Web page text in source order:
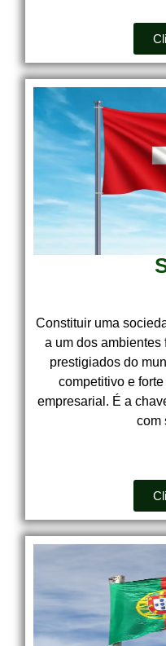
Constituir uma
a um dos
prestigiados do
competitivo e
empresarial. É a
com